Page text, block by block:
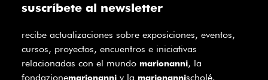
suscríbete al newsletter
recibe actualizaciones sobre exposiciones, eventos,
cursos, proyectos, encuentros e iniciativas
relacionadas con el mundo marionanni, la
fondazionemarionanni y la marionannischolé.